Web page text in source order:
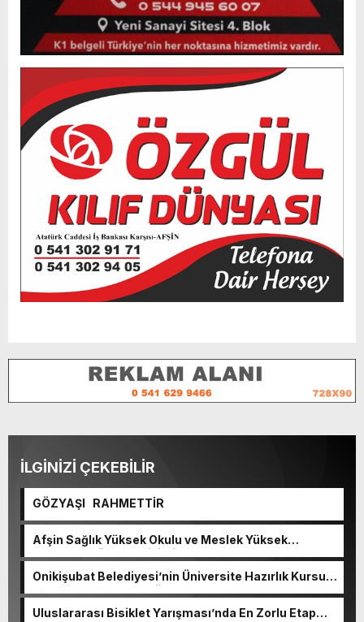
İLGİNİZİ ÇEKEBİLİR
GÖZYAŞI RAHMETTİR
Afşin Sağlık Yüksek Okulu ve Meslek Yüksek
Okulunda görev değişimi!
Onikişubat Belediyesi’nin Üniversite Hazırlık Kursu
başvurularında son gün 7 Ağustos.
Uluslararası Bisiklet Yarışması’nda En Zorlu Etap